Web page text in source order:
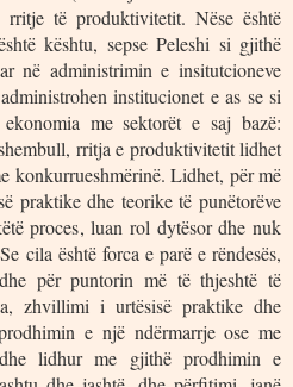
rritje të produktivitetit. Nëse është
kështu, sepse Peleshi si gjithë
në administrimin e insitutcioneve
institucionet e as se si
me sektorët e saj bazë:
rritja e produktivitetit lidhet
konkurrueshmërinë. Lidhet, për më
praktike dhe teorike të punëtorëve
proces, luan rol dytësor dhe nuk
cila është forca e parë e rëndesës,
për puntorin më të thjeshtë të
zhvillimi i urtësisë praktike dhe
e një ndërmarrje ose me
lidhur me gjithë prodhimin e